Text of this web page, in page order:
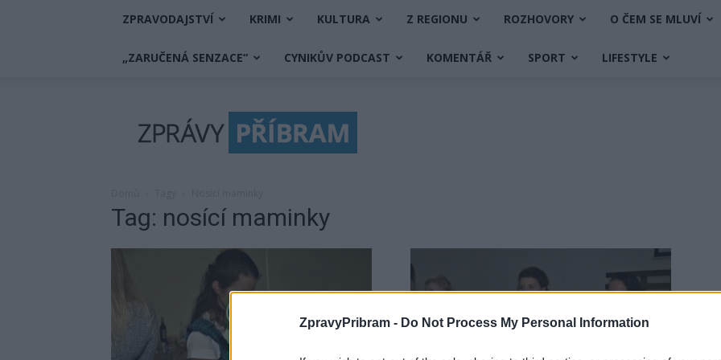
ZpravyPribram - Do Not Process My Personal Information
ZPRAVODAJSTVÍ KRIMI KULTURA Z REGIONU ROZHOVORY O ČEM SE MLUVÍ
„ZARUČENÁ SENZACE“ CYNIKŮV PODCAST KOMENTÁŘ SPORT LIFESTYLE
Příbram
Tag: nosící maminky